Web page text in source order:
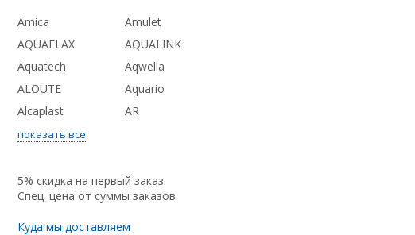
Amica
Amulet
AQUAFLAX
AQUALINK
Aquatech
Aqwella
ALOUTE
Aquario
Alcaplast
AR
показать все
5% скидка на первый заказ.
Спец. цена от суммы заказов
Куда мы доставляем